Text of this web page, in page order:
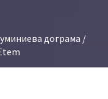
дограма /